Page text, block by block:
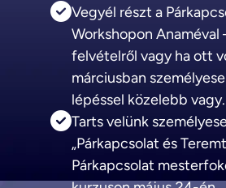
Vegyél részt a
Workshopon Anaméval
felvételről vagy ha ott
márciusban
lépéssel közelebb vagy.
Tarts velünk
„Párkapcsolat és
Párkapcsolat